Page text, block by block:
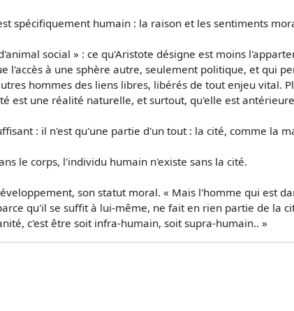
spécifiquement humain : la raison et les sentiments
social » : ce qu'Aristote désigne est moins
l'accès à une sphère autre, seulement politique, et qui
hommes des liens libres, libérés de tout enjeu vital.
est une réalité naturelle, et surtout, qu'elle est
: il n'est qu'une partie d'un tout : la cité, comme la
le corps, l'individu humain n'existe sans la cité.
son statut moral. « Mais l'homme qui est
qu'il se suffit à lui-même, ne fait en rien partie de la
c'est être soit infra-humain, soit supra-humain.. »